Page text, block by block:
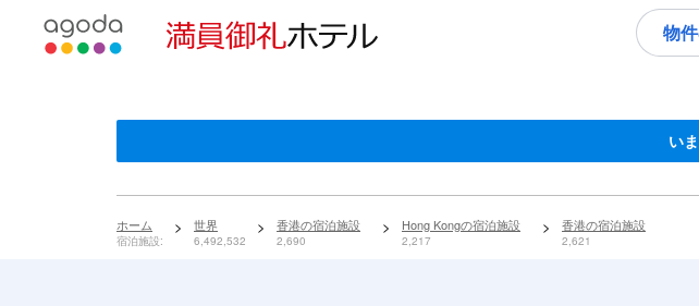
物
い
ホーム
宿泊施設:
> 世界
6,492,532
> 香港の宿泊施設
2,690
> Hong Kongの宿泊施設
2,217
> 香港の宿泊施設
2,621